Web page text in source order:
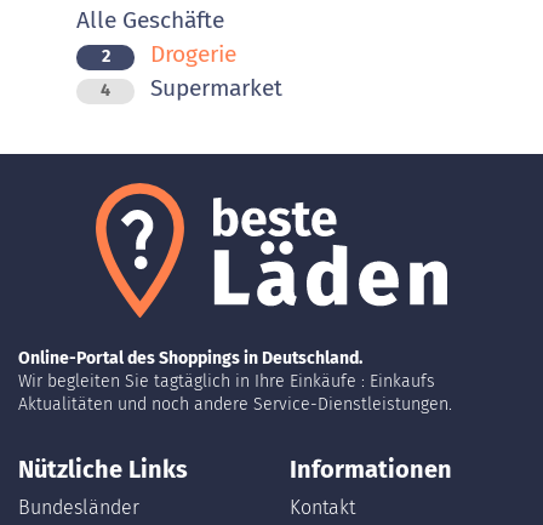
Alle Geschäfte
2 Drogerie
4 Supermarket
Online-Portal des Shoppings in Deutschland.
Wir begleiten Sie tagtäglich in Ihre Einkäufe : Einkaufs
Aktualitäten und noch andere Service-Dienstleistungen.
Nützliche Links
Bundesländer
Informationen
Kontakt